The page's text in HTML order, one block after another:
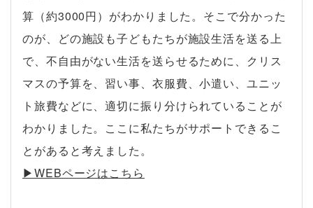
算（約3000円）がわかりました。そこで分かった
のが、どの施設も子どもたちが施設生活を送る上
で、不自由がない生活を送らせるために、クリス
マスの予算を、習い事、衣服費、小遣い、ユニッ
ト旅費などに、適切に振り分けられていることが
わかりました。ここに私たちがサポートできるこ
とがあると考えました。
▶︎WEBページはこちら